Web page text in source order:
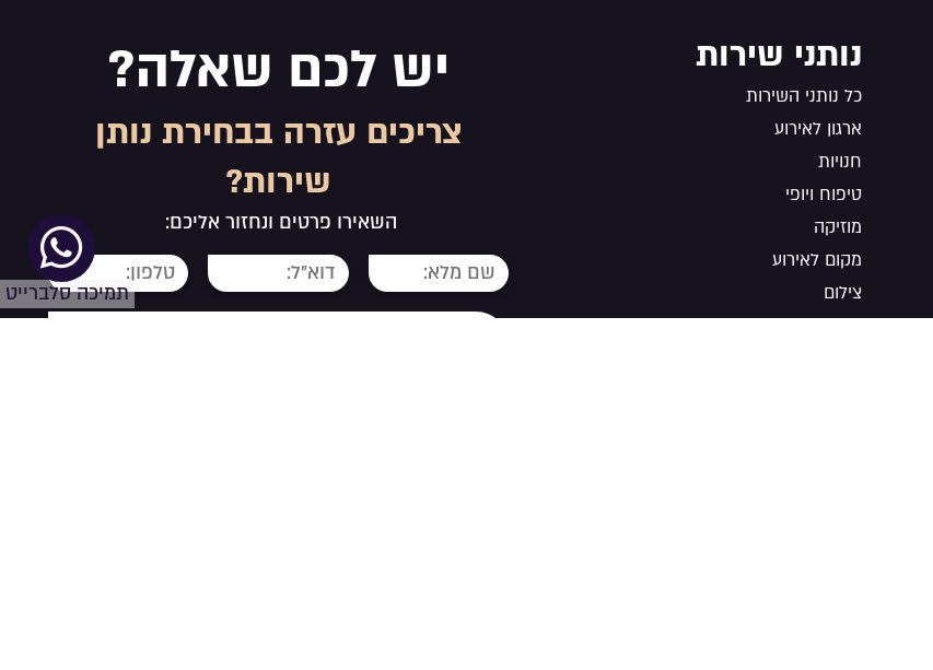
נותני שירות
כל נותני השירות
ארגון לאירוע
חנויות
טיפוח ויופי
מוזיקה
מקום לאירוע
צילום
קייטרינג ובר
יש לכם שאלה?
צריכים עזרה בבחירת נותן
שירות?
השאירו פרטים ונחזור אליכם:
תמיכה סלברייט